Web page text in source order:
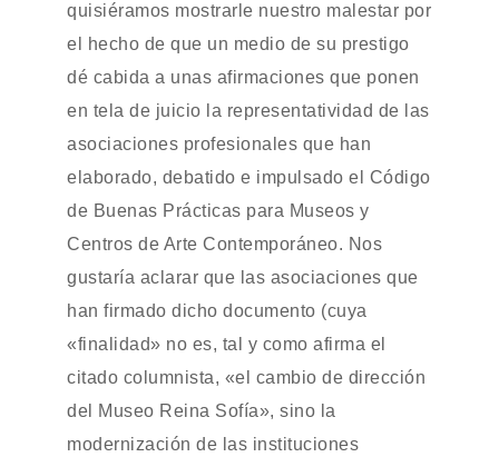
quisiéramos mostrarle nuestro malestar por
el hecho de que un medio de su prestigo
dé cabida a unas afirmaciones que ponen
en tela de juicio la representatividad de las
asociaciones profesionales que han
elaborado, debatido e impulsado el Código
de Buenas Prácticas para Museos y
Centros de Arte Contemporáneo. Nos
gustaría aclarar que las asociaciones que
han firmado dicho documento (cuya
«finalidad» no es, tal y como afirma el
citado columnista, «el cambio de dirección
del Museo Reina Sofía», sino la
modernización de las instituciones